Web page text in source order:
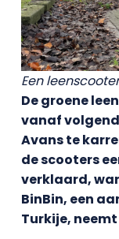
Een
De groene
vanaf
Avans te
de scooters
verklaard,
BinBin, een
Turkije,